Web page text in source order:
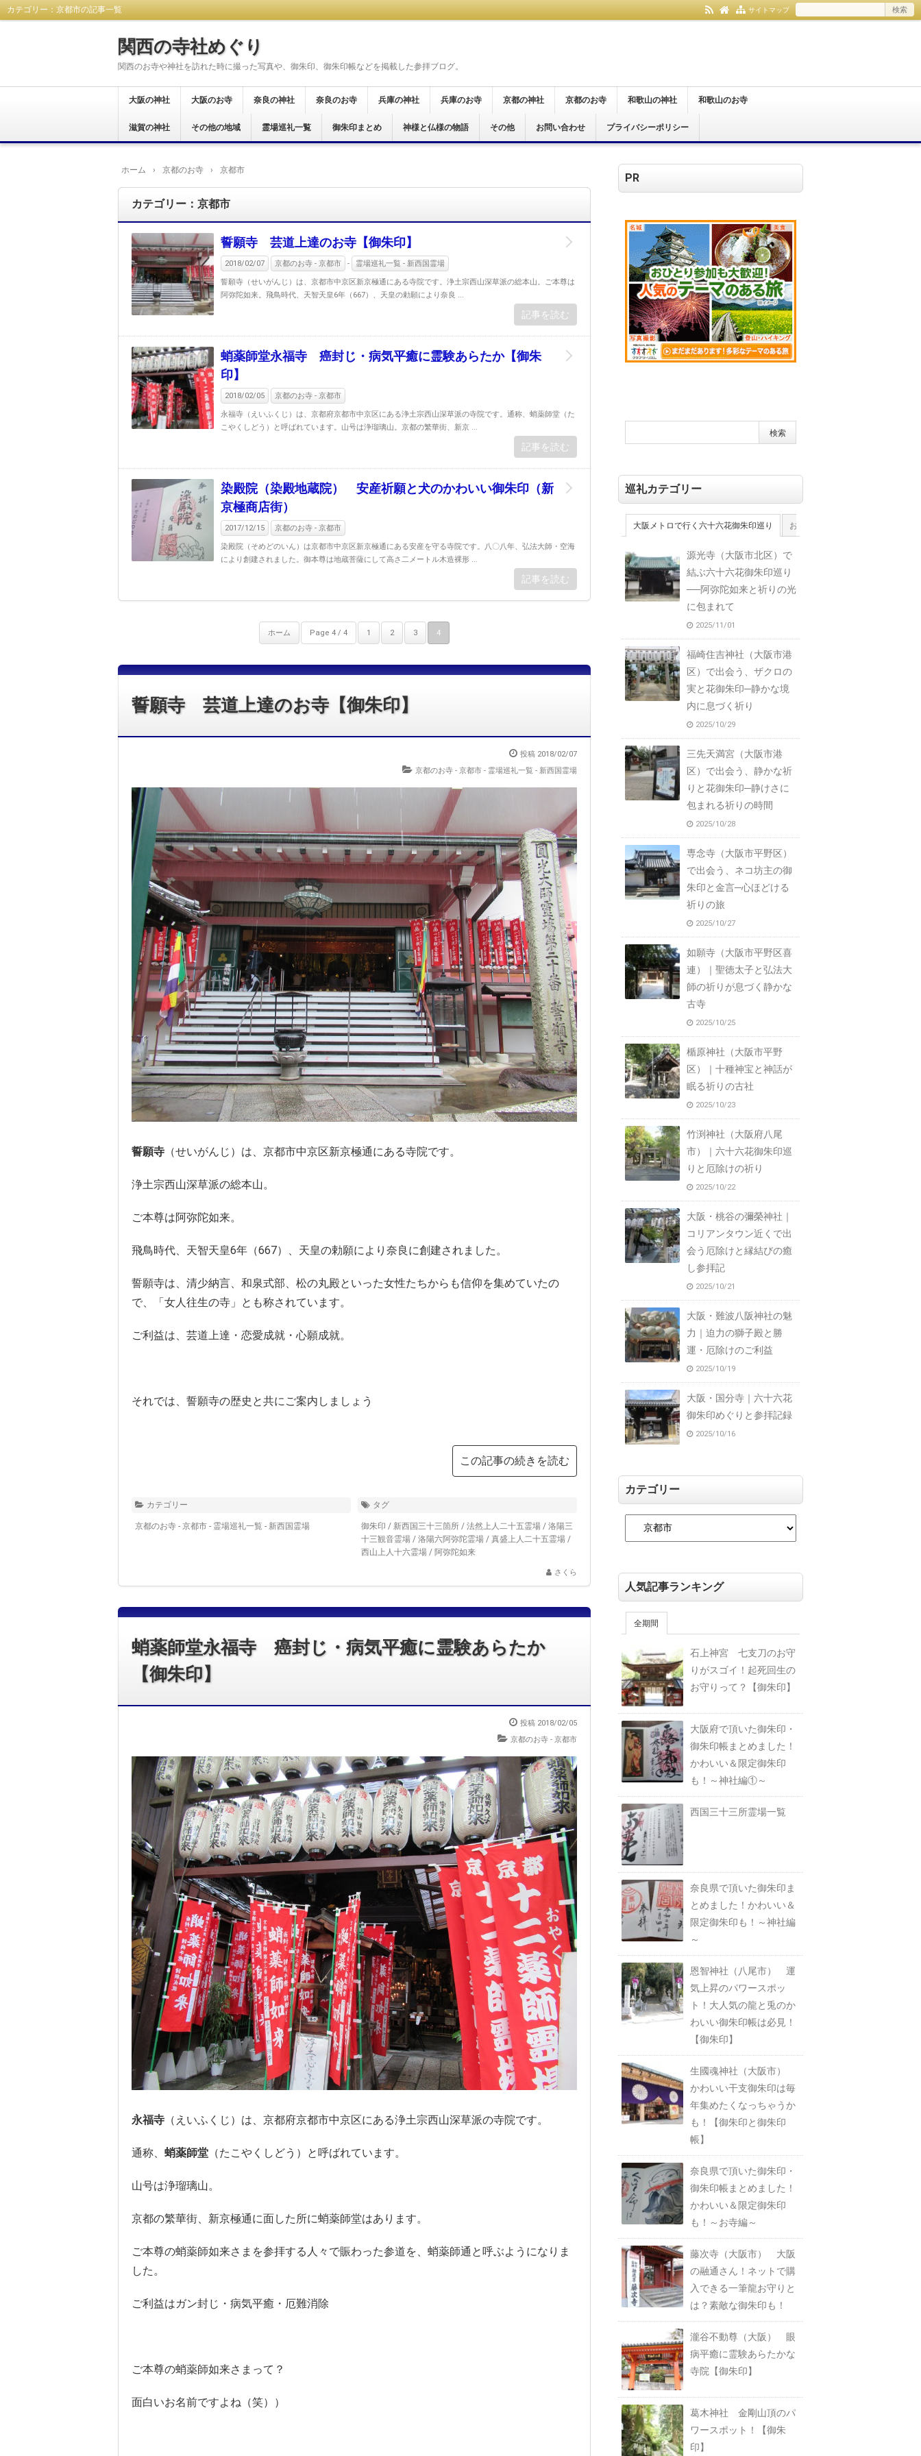
カテゴリー：京都市の記事一覧 サイトマップ
関西の寺社めぐり
関西のお寺や神社を訪れた時に撮った写真や、御朱印、御朱印帳などを掲載した参拝ブログ。
大阪の神社
大阪市
東大阪市
八尾市
藤井寺市
富田林市
羽曳野市
柏原市
河内長野市
堺市
大阪狭山市
交野市
松原市
茨木市
岸和田市
和泉市
貝塚市
阪南市
高石市
豊中市
泉佐野市
泉南市
南河内郡
大阪のお寺
大阪市
東大阪市
八尾市
富田林市
河内長野市
羽曳野市
藤井寺市
柏原市
堺市
泉南市
箕面市
和泉市
岸和田市
貝塚市
南河内郡
泉佐野市
豊中市
奈良の神社
奈良市
生駒市
桜井市
橿原市
天理市
御所市
葛城市
大和郡山市
宇陀市
生駒郡
磯城郡
吉野郡
北葛城郡
高市郡
奈良のお寺
奈良市
桜井市
天理市
橿原市
御所市
葛城市
大和郡山市
生駒市
五條市
宇陀市
磯城郡
生駒郡
高市郡
吉野郡
北葛城郡
明日香村
兵庫の神社
神戸市
尼崎市
兵庫のお寺
尼崎市
加西市
姫路市
京都の神社
京都市
京都のお寺
京都市
宮津市
舞鶴市
木津川市
和歌山の神社
和歌山市
紀の川市
伊都郡
日高郡
那智勝浦町
和歌山のお寺
滋賀の神社 その他の地域 霊場巡礼一覧 御朱印まとめ 神様と仏様の物語 その他 お問い合わせ プライバシーポリシー
ホーム › 京都のお寺 › 京都市
カテゴリー：京都市
誓願寺 芸道上達のお寺【御朱印】
2018/02/07 京都のお寺 - 京都市 - 霊場巡礼一覧 - 新西国霊場
誓願寺（せいがんじ）は、京都市中京区新京極通にある寺院です。浄土宗西山深草派の総本山。ご本尊は
阿弥陀如来。飛鳥時代、天智天皇6年（667）、天皇の勅願により奈良 ...
記事を読む
蛸薬師堂永福寺 癌封じ・病気平癒に霊験あらたか【御朱
印】
2018/02/05 京都のお寺 - 京都市
永福寺（えいふくじ）は、京都府京都市中京区にある浄土宗西山深草派の寺院です。通称、蛸薬師堂（た
こやくしどう）と呼ばれています。山号は浄瑠璃山。京都の繁華街、新京 ...
記事を読む
染殿院（染殿地蔵院） 安産祈願と犬のかわいい御朱印（新
京極商店街）
2017/12/15 京都のお寺 - 京都市
染殿院（そめどのいん）は京都市中京区新京極通にある安産を守る寺院です。八〇八年、弘法大師・空海
により創建されました。御本尊は地蔵菩薩にして高さ二メートル木造裸形 ...
記事を読む
ホーム Page 4 / 4 1 2 3 4
誓願寺 芸道上達のお寺【御朱印】
投稿 2018/02/07
京都のお寺 - 京都市 - 霊場巡礼一覧 - 新西国霊場
誓願寺 （せいがんじ）は、京都市中京区新京極通にある寺院です。
浄土宗西山深草派の総本山。
ご本尊は阿弥陀如来。
飛鳥時代、天智天皇6年（667）、天皇の勅願により奈良に創建されました。
誓願寺は、清少納言、和泉式部、松の丸殿といった女性たちからも信仰を集めていたの
で、「女人往生の寺」とも称されています。
ご利益は、芸道上達・恋愛成就・心願成就。
それでは、誓願寺の歴史と共にご案内しましょう
この記事の続きを読む
カテゴリー
京都のお寺 - 京都市 - 霊場巡礼一覧 - 新西国霊場
タグ
御朱印 / 新西国三十三箇所 / 法然上人二十五霊場 / 洛陽三
十三観音霊場 / 洛陽六阿弥陀霊場 / 真盛上人二十五霊場 /
西山上人十六霊場 / 阿弥陀如来
さくら
蛸薬師堂永福寺 癌封じ・病気平癒に霊験あらたか
【御朱印】
投稿 2018/02/05
京都のお寺 - 京都市
永福寺 （えいふくじ）は、京都府京都市中京区にある浄土宗西山深草派の寺院です。
通称、 蛸薬師堂 （たこやくしどう）と呼ばれています。
山号は浄瑠璃山。
京都の繁華街、新京極通に面した所に蛸薬師堂はあります。
ご本尊の蛸薬師如来さまを参拝する人々で賑わった参道を、蛸薬師通と呼ぶようになりま
した。
ご利益はガン封じ・病気平癒・厄難消除
ご本尊の蛸薬師如来さまって？
面白いお名前ですよね（笑））
PR
巡礼カテゴリー
大阪メトロで行く六十六花御朱印巡り おおさか十三佛霊場
源光寺（大阪市北区）で
結ぶ六十六花御朱印巡り
──阿弥陀如来と祈りの光
に包まれて
2025/11/01
福崎住吉神社（大阪市港
区）で出会う、ザクロの
実と花御朱印─静かな境
内に息づく祈り
2025/10/29
三先天満宮（大阪市港
区）で出会う、静かな祈
りと花御朱印─静けさに
包まれる祈りの時間
2025/10/28
専念寺（大阪市平野区）
で出会う、ネコ坊主の御
朱印と金言─心ほどける
祈りの旅
2025/10/27
如願寺（大阪市平野区喜
連）｜聖徳太子と弘法大
師の祈りが息づく静かな
古寺
2025/10/25
楯原神社（大阪市平野
区）｜十種神宝と神話が
眠る祈りの古社
2025/10/23
竹渕神社（大阪府八尾
市）｜六十六花御朱印巡
りと厄除けの祈り
2025/10/22
大阪・桃谷の彌榮神社｜
コリアンタウン近くで出
会う厄除けと縁結びの癒
し参拝記
2025/10/21
大阪・難波八阪神社の魅
力｜迫力の獅子殿と勝
運・厄除けのご利益
2025/10/19
大阪・国分寺｜六十六花
御朱印めぐりと参拝記録
2025/10/16
カテゴリー
人気記事ランキング
全期間
石上神宮 七支刀のお守
りがスゴイ！起死回生の
お守りって？【御朱印】
大阪府で頂いた御朱印・
御朱印帳まとめました！
かわいい＆限定御朱印
も！～神社編①～
西国三十三所霊場一覧
奈良県で頂いた御朱印ま
とめました！かわいい＆
限定御朱印も！～神社編
～
恩智神社（八尾市） 運
気上昇のパワースポッ
ト！大人気の龍と兎のか
わいい御朱印帳は必見！
【御朱印】
生國魂神社（大阪市）
かわいい干支御朱印は毎
年集めたくなっちゃうか
も！【御朱印と御朱印
帳】
奈良県で頂いた御朱印・
御朱印帳まとめました！
かわいい＆限定御朱印
も！～お寺編～
藤次寺（大阪市） 大阪
の融通さん！ネットで購
入できる一筆龍お守りと
は？素敵な御朱印も！
瀧谷不動尊（大阪） 眼
病平癒に霊験あらたかな
寺院【御朱印】
葛木神社 金剛山頂のパ
ワースポット！【御朱
印】